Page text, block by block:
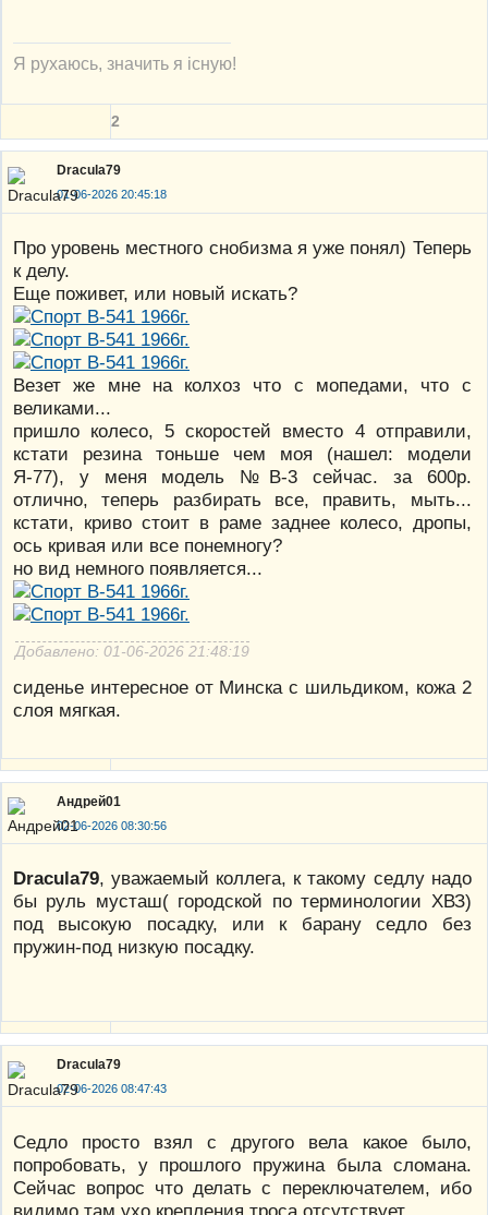
Я рухаюсь, значить я існую!
2
Dracula79
01-06-2026 20:45:18
Про уровень местного снобизма я уже понял) Теперь
к делу.
Еще поживет, или новый искать?
Везет же мне на колхоз что с мопедами, что с
великами...
пришло колесо, 5 скоростей вместо 4 отправили,
кстати резина тоньше чем моя (нашел: модели
Я-77), у меня модель №В-3 сейчас. за 600р.
отлично, теперь разбирать все, править, мыть...
кстати, криво стоит в раме заднее колесо, дропы,
ось кривая или все понемногу?
но вид немного появляется...
Добавлено: 01-06-2026 21:48:19
сиденье интересное от Минска с шильдиком, кожа 2
слоя мягкая.
Андрей01
02-06-2026 08:30:56
Dracula79, уважаемый коллега, к такому седлу надо
бы руль мусташ( городской по терминологии ХВЗ)
под высокую посадку, или к барану седло без
пружин-под низкую посадку.
Dracula79
02-06-2026 08:47:43
Седло просто взял с другого вела какое было,
попробовать, у прошлого пружина была сломана.
Сейчас вопрос что делать с переключателем, ибо
видимо там ухо крепления троса отсутствует.